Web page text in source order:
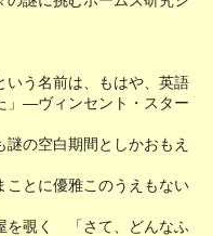
う名前は、もはや、英語
」―ヴィンセント・スター
の空白期間としかおもえ
とに優雅このうえもない
を覗く 「さて、どんなふ